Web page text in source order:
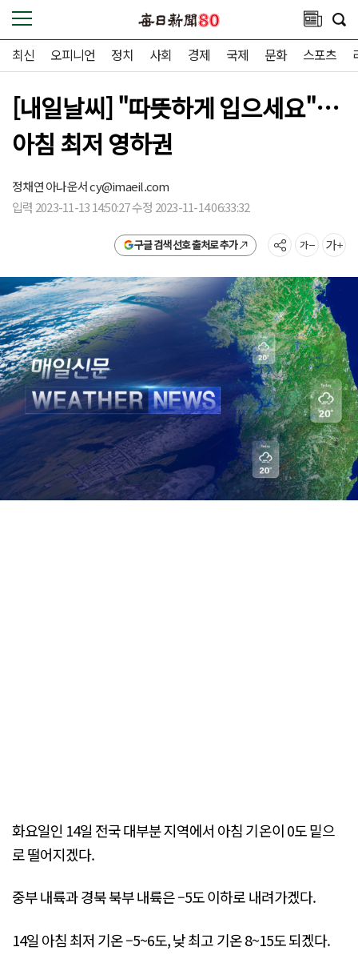
최신 오피니언 정치 사회 경제 국제 문화 스포츠
[내일날씨] "따뜻하게 입으세요"…
아침 최저 영하권
정채연 아나운서cy@imaeil.com
입력 2023-11-13 14:50:27 수정 2023-11-14 06:33:32
구글 검색 선호 출처로 추가
화요일인 14일 전국 대부분 지역에서 아침 기온이 0도 밑으
로 떨어지겠다.
중부 내륙과 경북 북부 내륙은 –5도 이하로 내려가겠다.
14일 아침 최저 기온 –5~6도, 낮 최고 기온 8~15도 되겠다.